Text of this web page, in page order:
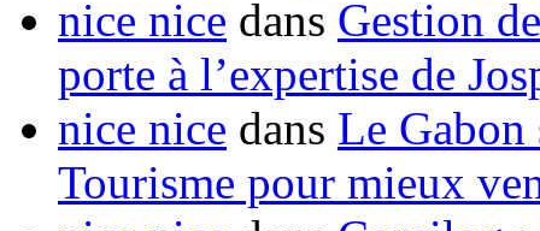
nice nice dans Gestion
porte à l’expertise de
nice nice dans Le Gabon
Tourisme pour mieux